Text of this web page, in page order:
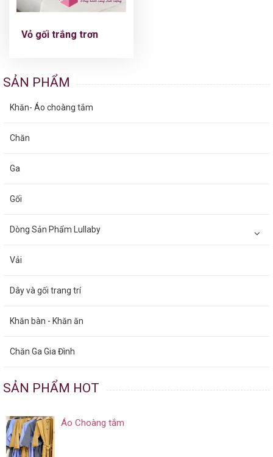
Vỏ gối trắng trơn
SẢN PHẨM
Khăn- Áo choàng tắm
Chăn
Ga
Gối
Dòng Sản Phẩm Lullaby
Vải
Dây và gối trang trí
Khăn bàn - Khăn ăn
Chăn Ga Gia Đình
SẢN PHẨM HOT
Áo Choàng tắm